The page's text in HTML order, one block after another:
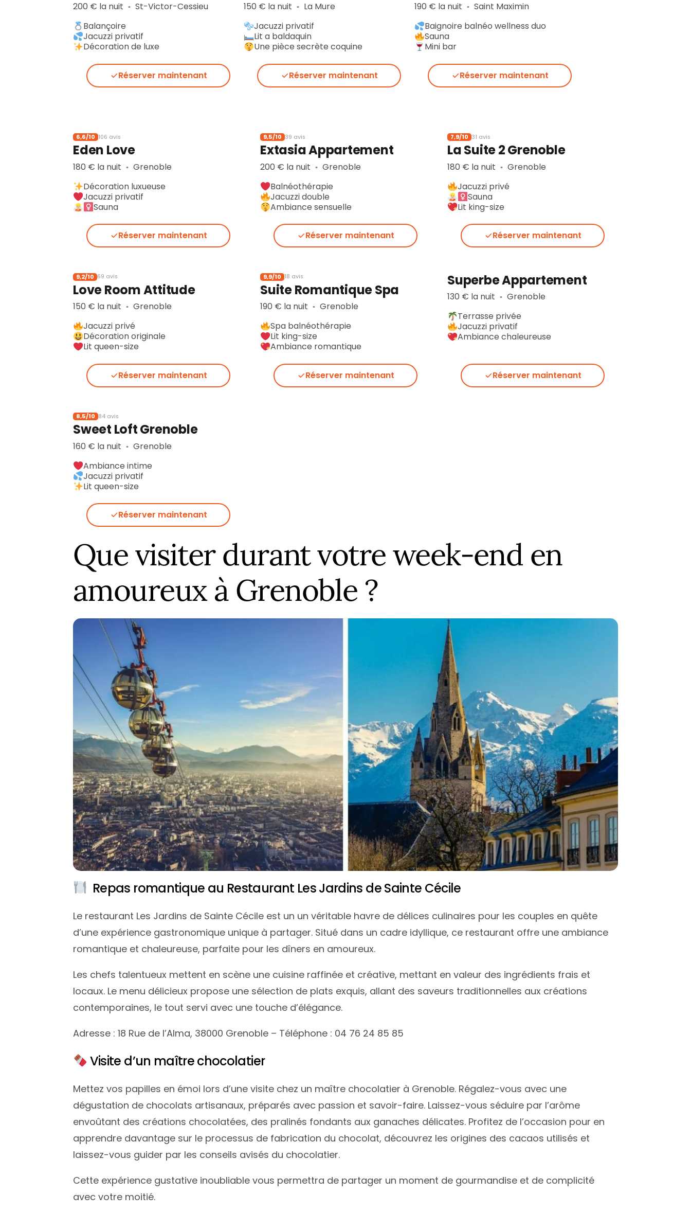
200 € la nuit ▪︎ St-Victor-Cessieu
Balançoire
Jacuzzi privatif
Décoration de luxe
Réserver maintenant
150 € la nuit ▪︎ La Mure
Jacuzzi privatif
Lit a baldaquin
Une pièce secrète coquine
Réserver maintenant
190 € la nuit ▪︎ Saint Maximin
Baignoire balnéo wellness duo
Sauna
Mini bar
Réserver maintenant
6,6/10 106 avis
Eden Love
180 € la nuit ▪︎ Grenoble
Décoration luxueuse
Jacuzzi privatif
Sauna
Réserver maintenant
9,5/10 39 avis
Extasia Appartement
200 € la nuit ▪︎ Grenoble
Balnéothérapie
Jacuzzi double
Ambiance sensuelle
Réserver maintenant
7,9/10 31 avis
La Suite 2 Grenoble
180 € la nuit ▪︎ Grenoble
Jacuzzi privé
Sauna
Lit king-size
Réserver maintenant
9,2/10 69 avis
Love Room Attitude
150 € la nuit ▪︎ Grenoble
Jacuzzi privé
Décoration originale
Lit queen-size
Réserver maintenant
9,9/10 18 avis
Suite Romantique Spa
190 € la nuit ▪︎ Grenoble
Spa balnéothérapie
Lit king-size
Ambiance romantique
Réserver maintenant
Superbe Appartement
130 € la nuit ▪︎ Grenoble
Terrasse privée
Jacuzzi privatif
Ambiance chaleureuse
Réserver maintenant
8,5/10 84 avis
Sweet Loft Grenoble
160 € la nuit ▪︎ Grenoble
Ambiance intime
Jacuzzi privatif
Lit queen-size
Réserver maintenant
Que visiter durant votre week-end en
amoureux à Grenoble ?
Repas romantique au Restaurant Les Jardins de Sainte Cécile
Le restaurant Les Jardins de Sainte Cécile est un un véritable havre de délices culinaires pour les couples en quête
d’une expérience gastronomique unique à partager. Situé dans un cadre idyllique, ce restaurant offre une ambiance
romantique et chaleureuse, parfaite pour les dîners en amoureux.
Les chefs talentueux mettent en scène une cuisine raffinée et créative, mettant en valeur des ingrédients frais et
locaux. Le menu délicieux propose une sélection de plats exquis, allant des saveurs traditionnelles aux créations
contemporaines, le tout servi avec une touche d’élégance.
Adresse : 18 Rue de l’Alma, 38000 Grenoble – Téléphone : 04 76 24 85 85
Visite d’un maître chocolatier
Mettez vos papilles en émoi lors d’une visite chez un maître chocolatier à Grenoble. Régalez-vous avec une
dégustation de chocolats artisanaux, préparés avec passion et savoir-faire. Laissez-vous séduire par l’arôme
envoûtant des créations chocolatées, des pralinés fondants aux ganaches délicates. Profitez de l’occasion pour en
apprendre davantage sur le processus de fabrication du chocolat, découvrez les origines des cacaos utilisés et
laissez-vous guider par les conseils avisés du chocolatier.
Cette expérience gustative inoubliable vous permettra de partager un moment de gourmandise et de complicité
avec votre moitié.